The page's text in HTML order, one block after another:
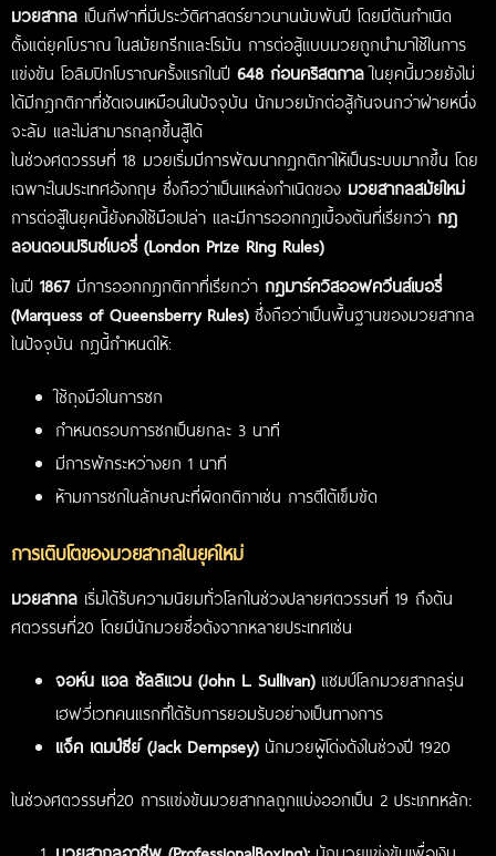
มวยสากล เป็นกีฬาที่มีประวัติศาสตร์ยาวนานนับพันปี โดยมีต้นกำเนิด
ตั้งแต่ยุคโบราณ ในสมัยกรีกและโรมัน การต่อสู้แบบมวยถูกนำมาใช้ในการ
แข่งขัน โอลิมปิกโบราณครั้งแรกในปี 648 ก่อนคริสตกาลในยุคนี้มวยยังไม่
ได้มีกฎกติกาที่ชัดเจนเหมือนในปัจจุบัน นักมวยมักต่อสู้กันจนกว่าฝ่ายหนึ่ง
จะล้ม และไม่สามารถลุกขึ้นสู้ได้
ในช่วงศตวรรษที่ 18 มวยเริ่มมีการพัฒนากฎกติกาให้เป็นระบบมากขึ้น โดย
เฉพาะในประเทศอังกฤษ ซึ่งถือว่าเป็นแหล่งกำเนิดของ มวยสากลสมัยใหม่
การต่อสู้ในยุคนี้ยังคงใช้มือเปล่า และมีการออกกฎเบื้องต้นที่เรียกว่า กฎ
ลอนดอนปรินซ์เบอรี่ (London Prize Ring Rules)
ในปี 1867มีการออกกฎกติกาที่เรียกว่า กฎมาร์ควิสออฟควีนส์เบอรี่
(Marquess of Queensberry Rules)ซึ่งถือว่าเป็นพื้นฐานของมวยสากล
ในปัจจุบัน กฎนี้กำหนดให้:
ใช้ถุงมือในการชก
กำหนดรอบการชกเป็นยกละ 3 นาที
มีการพักระหว่างยก 1 นาที
ห้ามการชกในลักษณะที่ผิดกติกาเช่น การตีใต้เข็มขัด
การเติบโตของมวยสากลในยุคใหม่
มวยสากล เริ่มได้รับความนิยมทั่วโลกในช่วงปลายศตวรรษที่ 19 ถึงต้น
ศตวรรษที่20 โดยมีนักมวยชื่อดังจากหลายประเทศเช่น
จอห์น แอล ซัลลิแวน (John L. Sullivan)แชมป์โลกมวยสากลรุ่น
เฮฟวี่เวทคนแรกที่ได้รับการยอมรับอย่างเป็นทางการ
แจ็ค เดมป์ซีย์ (Jack Dempsey)นักมวยผู้โด่งดังในช่วงปี 1920
ในช่วงศตวรรษที่20 การแข่งขันมวยสากลถูกแบ่งออกเป็น 2 ประเภทหลัก: